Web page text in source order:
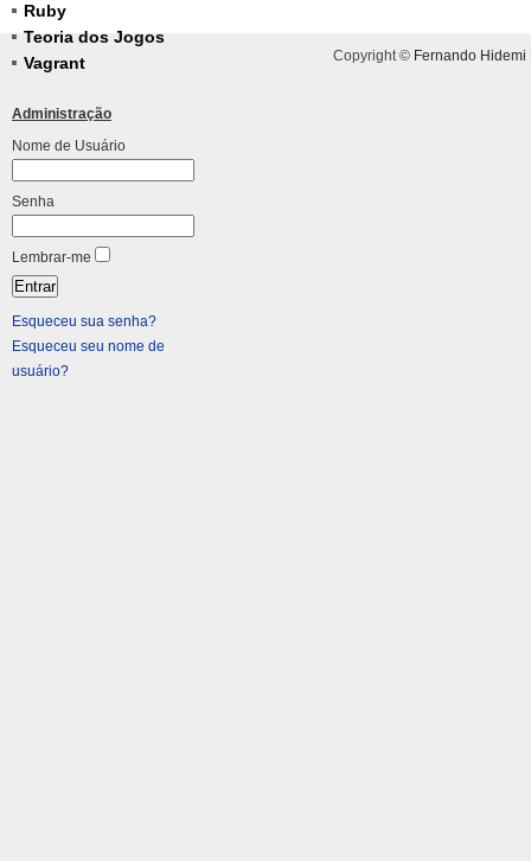
Ruby
Teoria dos Jogos
Vagrant
Administração
Nome de Usuário
Senha
Lembrar-me
Esqueceu sua senha?
Esqueceu seu nome de
usuário?
Copyright © Fernando